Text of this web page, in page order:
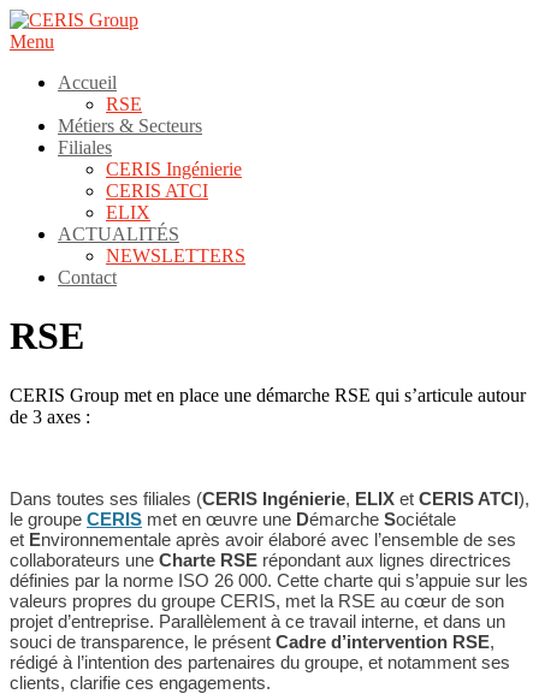
Aller
au
Menu
Accueil
RSE
Métiers & Secteurs
Filiales
CERIS Ingénierie
CERIS ATCI
ELIX
ACTUALITÉS
NEWSLETTERS
Contact
RSE
CERIS Group met en place une démarche RSE qui s’articule autour
de 3 axes :
Dans toutes ses filiales (CERIS Ingénierie, ELIX et CERIS ATCI),
le groupe CERIS met en œuvre une Démarche Sociétale
et Environnementale après avoir élaboré avec l’ensemble de ses
collaborateurs une Charte RSE répondant aux lignes directrices
définies par la norme ISO 26 000. Cette charte qui s’appuie sur les
valeurs propres du groupe CERIS, met la RSE au cœur de son
projet d’entreprise. Parallèlement à ce travail interne, et dans un
souci de transparence, le présent Cadre d’intervention RSE,
rédigé à l’intention des partenaires du groupe, et notamment ses
clients, clarifie ces engagements.